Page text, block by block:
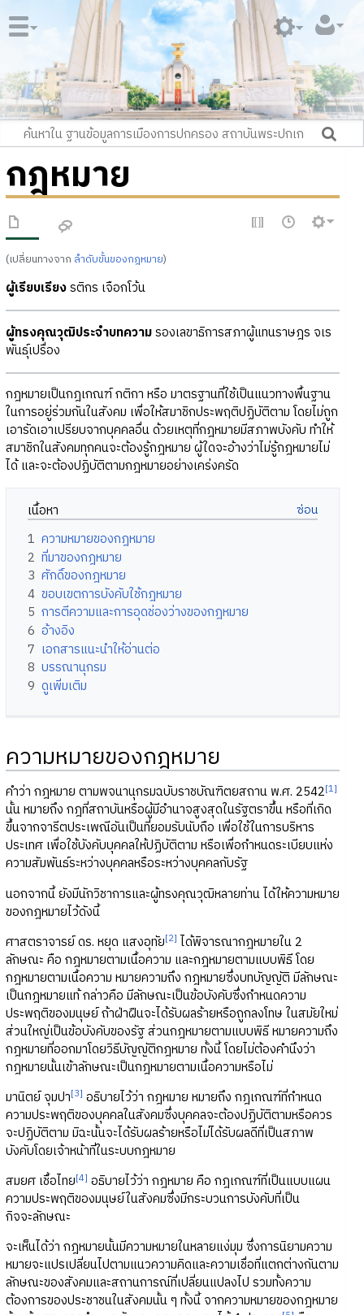
กฎหมาย
(เปลี่ยนทางจาก ลำดับขั้นของกฎหมาย)
ผู้เรียบเรียงรติกร เจือกโว้น
ผู้ทรงคุณวุฒิประจำบทความรองเลขาธิการสภาผู้แทนราษฎร จเร
พันธุ์เปรื่อง
กฎหมายเป็นกฎเกณฑ์ กติกา หรือ มาตรฐานที่ใช้เป็นแนวทางพื้นฐาน
ในการอยู่ร่วมกันในสังคม เพื่อให้สมาชิกประพฤติปฏิบัติตาม โดยไม่ถูก
เอารัดเอาเปรียบจากบุคคลอื่น ด้วยเหตุที่กฎหมายมีสภาพบังคับ ทำให้
สมาชิกในสังคมทุกคนจะต้องรู้กฎหมาย ผู้ใดจะอ้างว่าไม่รู้กฎหมายไม่
ได้ และจะต้องปฏิบัติตามกฎหมายอย่างเคร่งครัด
เนื้อหา
1 ความหมายของกฎหมาย
2 ที่มาของกฎหมาย
3 ศักดิ์ของกฎหมาย
4 ขอบเขตการบังคับใช้กฎหมาย
5 การตีความและการอุดช่องว่างของกฎหมาย
6 อ้างอิง
7 เอกสารแนะนำให้อ่านต่อ
8 บรรณานุกรม
9 ดูเพิ่มเติม
ความหมายของกฎหมาย
คำว่า กฎหมาย ตามพจนานุกรมฉบับราชบัณฑิตยสถาน พ.ศ. 2542[1]
นั้น หมายถึง กฎที่สถาบันหรือผู้มีอำนาจสูงสุดในรัฐตราขึ้น หรือที่เกิด
ขึ้นจากจารีตประเพณีอันเป็นที่ยอมรับนับถือ เพื่อใช้ในการบริหาร
ประเทศ เพื่อใช้บังคับบุคคลให้ปฏิบัติตาม หรือเพื่อกำหนดระเบียบแห่ง
ความสัมพันธ์ระหว่างบุคคลหรือระหว่างบุคคลกับรัฐ
นอกจากนี้ ยังมีนักวิชาการและผู้ทรงคุณวุฒิหลายท่าน ได้ให้ความหมาย
ของกฎหมายไว้ดังนี้
ศาสตราจารย์ ดร. หยุด แสงอุทัย[2] ได้พิจารณากฎหมายใน 2
ลักษณะ คือ กฎหมายตามเนื้อความ และกฎหมายตามแบบพิธี โดย
กฎหมายตามเนื้อความ หมายความถึง กฎหมายซึ่งบทบัญญัติ มีลักษณะ
เป็นกฎหมายแท้ กล่าวคือ มีลักษณะเป็นข้อบังคับซึ่งกำหนดความ
ประพฤติของมนุษย์ ถ้าฝ่าฝืนจะได้รับผลร้ายหรือถูกลงโทษ ในสมัยใหม่
ส่วนใหญ่เป็นข้อบังคับของรัฐ ส่วนกฎหมายตามแบบพิธี หมายความถึง
กฎหมายที่ออกมาโดยวิธีบัญญัติกฎหมาย ทั้งนี้ โดยไม่ต้องคำนึงว่า
กฎหมายนั้นเข้าลักษณะเป็นกฎหมายตามเนื้อความหรือไม่
มานิตย์ จุมปา[3] อธิบายไว้ว่า กฎหมาย หมายถึง กฎเกณฑ์ที่กำหนด
ความประพฤติของบุคคลในสังคมซึ่งบุคคลจะต้องปฏิบัติตามหรือควร
จะปฏิบัติตาม มิฉะนั้นจะได้รับผลร้ายหรือไม่ได้รับผลดีที่เป็นสภาพ
บังคับโดยเจ้าหน้าที่ในระบบกฎหมาย
สมยศ เชื้อไทย[4] อธิบายไว้ว่า กฎหมาย คือ กฎเกณฑ์ที่เป็นแบบแผน
ความประพฤติของมนุษย์ในสังคมซึ่งมีกระบวนการบังคับที่เป็น
กิจจะลักษณะ
จะเห็นได้ว่า กฎหมายนั้นมีความหมายในหลายแง่มุม ซึ่งการนิยามความ
หมายจะแปรเปลี่ยนไปตามแนวความคิดและความเชื่อที่แตกต่างกันตาม
ลักษณะของสังคมและสถานการณ์ที่เปลี่ยนแปลงไป รวมทั้งความ
ต้องการของประชาชนในสังคมนั้น ๆ ทั้งนี้ จากความหมายของกฎหมาย